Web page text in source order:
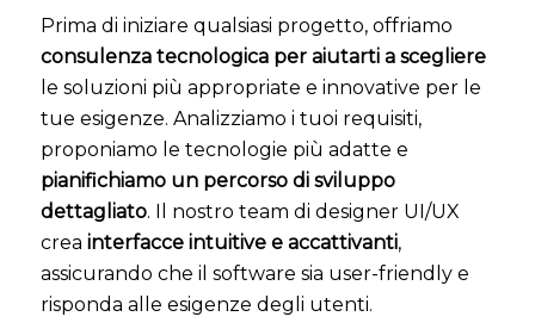
Prima di iniziare qualsiasi progetto, offriamo
consulenza tecnologica per aiutarti a scegliere
le soluzioni più appropriate e innovative per le
tue esigenze. Analizziamo i tuoi requisiti,
proponiamo le tecnologie più adatte e
pianifichiamo un percorso di sviluppo
dettagliato. Il nostro team di designer UI/UX
crea interfacce intuitive e accattivanti,
assicurando che il software sia user-friendly e
risponda alle esigenze degli utenti.